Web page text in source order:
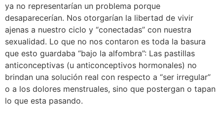
ya no representarían un problema porque
desaparecerían. Nos otorgarían la libertad de vivir
ajenas a nuestro ciclo y “conectadas” con nuestra
sexualidad. Lo que no nos contaron es toda la basura
que esto guardaba “bajo la alfombra”: Las pastillas
anticonceptivas (u anticonceptivos hormonales) no
brindan una solución real con respecto a “ser irregular”
o a los dolores menstruales, sino que postergan o tapan
lo que esta pasando.